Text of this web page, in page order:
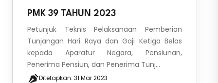
PMK 39 TAHUN 2023
Petunjuk Teknis Pelaksanaan Pemberian
Tunjangan Hari Raya dan Gaji Ketiga Belas
kepada Aparatur Negara, Pensiunan,
Penerima Pensiun, dan Penerima Tunj...
Ditetapkan: 31 Mar 2023